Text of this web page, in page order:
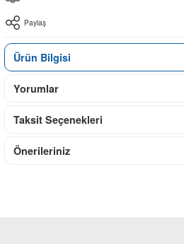
Paylaş
Ürün Bilgisi
Yorumlar
Taksit Seçenekleri
Önerileriniz